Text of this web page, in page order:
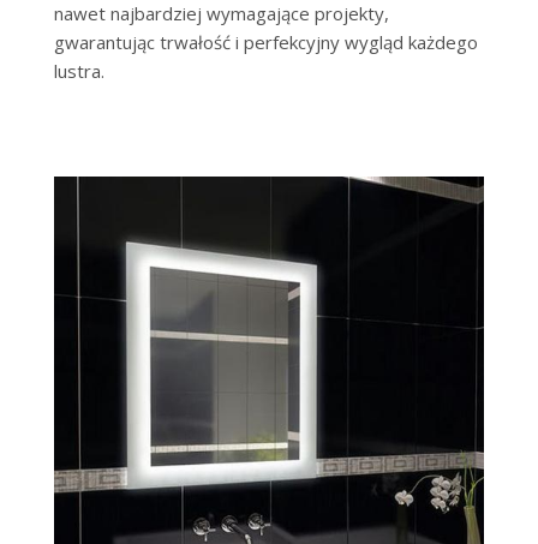
nawet najbardziej wymagające projekty,
gwarantując trwałość i perfekcyjny wygląd każdego
lustra.